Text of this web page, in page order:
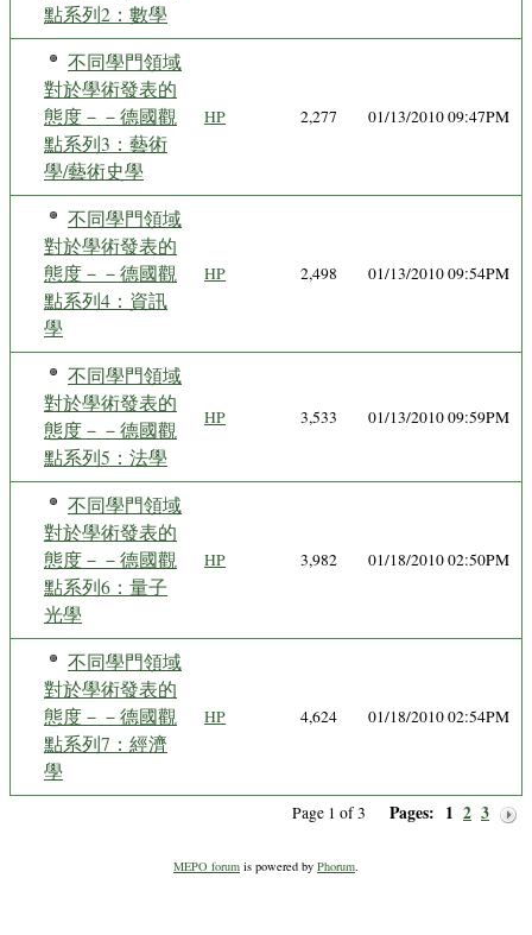
點系列2：數學
不同學門領域
對於學術發表的
態度－－德國觀
點系列3：藝術
學/藝術史學
HP 2,277 01/13/2010 09:47PM
不同學門領域
對於學術發表的
態度－－德國觀
點系列4：資訊
學
HP 2,498 01/13/2010 09:54PM
不同學門領域
對於學術發表的
態度－－德國觀
點系列5：法學
HP 3,533 01/13/2010 09:59PM
不同學門領域
對於學術發表的
態度－－德國觀
點系列6：量子
光學
HP 3,982 01/18/2010 02:50PM
不同學門領域
對於學術發表的
態度－－德國觀
點系列7：經濟
學
HP 4,624 01/18/2010 02:54PM
Page 1 of 3 Pages: 1 2 3
MEPO forum is powered by Phorum.